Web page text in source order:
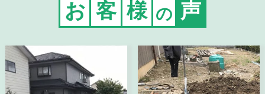
お 客 様 の 声